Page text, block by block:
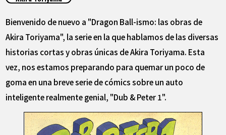
ACERCA DE
LANGUAGE
JP
EN FR DE ES
Bienvenido de nuevo a "Dragon Ball-ismo: las obras de
Akira Toriyama", la serie en la que hablamos de las diversas
historias cortas y obras únicas de Akira Toriyama. Esta
vez, nos estamos preparando para quemar un poco de
goma en una breve serie de cómics sobre un auto
inteligente realmente genial, "Dub & Peter 1".